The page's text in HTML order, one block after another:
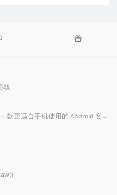
取
把哪吒监控装进口袋：一款更适合手机使用的 Android 客户端